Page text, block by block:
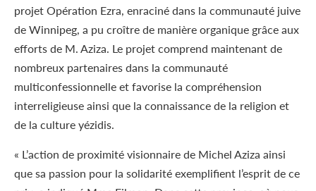
projet Opération Ezra, enraciné dans la communauté juive
de Winnipeg, a pu croître de manière organique grâce aux
efforts de M. Aziza. Le projet comprend maintenant de
nombreux partenaires dans la communauté
multiconfessionnelle et favorise la compréhension
interreligieuse ainsi que la connaissance de la religion et
de la culture yézidis.
« L’action de proximité visionnaire de Michel Aziza ainsi
que sa passion pour la solidarité exemplifient l’esprit de ce